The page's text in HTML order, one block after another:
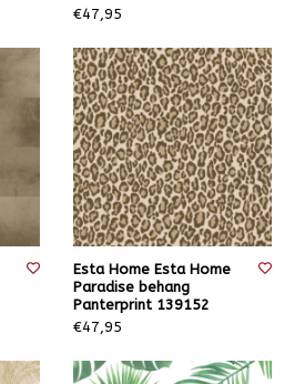
€47,95
Esta Home Esta Home
Paradise behang
Panterprint 139152
€47,95